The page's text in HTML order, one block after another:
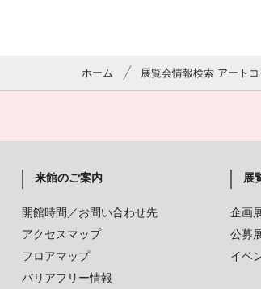
ホーム 展覧会情報検索 アート
来館のご案内
開館時間／お問い合わせ先
アクセスマップ
フロアマップ
バリアフリー情報
展
企画
公募
イベ